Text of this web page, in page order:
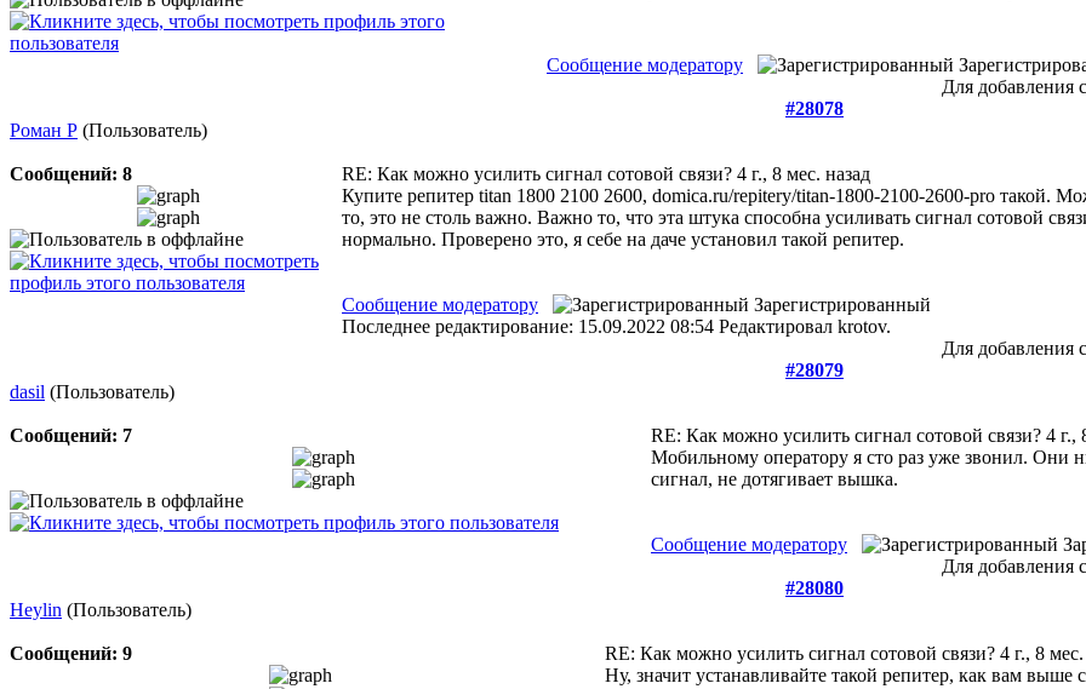
Сообщение модератору
Для добавления
#28078
Роман Р (Пользователь)
Сообщений: 8 RE: Как можно усилить сигнал сотовой связи? 4 г., 8 мес. назад
Купите репитер titan 1800 2100 2600, domica.ru/repitery/titan-1800-2100-2600-pro такой.
то, это не столь важно. Важно то, что эта штука способна усиливать сигнал сотовой
нормально. Проверено это, я себе на даче установил такой репитер.
Сообщение модератору
Зарегистрированный
Последнее редактирование: 15.09.2022 08:54 Редактировал krotov.
Для добавления
#28079
dasil (Пользователь)
Сообщений: 7 RE: Как можно усилить сигнал сотовой связи? 4 г.,
Мобильному оператору я сто раз уже звонил. Они
сигнал, не дотягивает вышка.
Сообщение модератору
Для добавления
#28080
Heylin (Пользователь)
Сообщений: 9 RE: Как можно усилить сигнал сотовой связи? 4 г., 8
Ну, значит устанавливайте такой репитер, как вам